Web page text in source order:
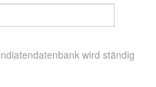
wird ständig